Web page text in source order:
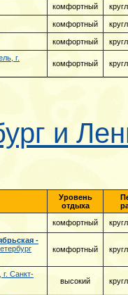
комфортный
комфортный
комфортный
г.
комфортный
и
Уровень
отдыха
комфортный
-
комфортный
г. Санкт-
высокий